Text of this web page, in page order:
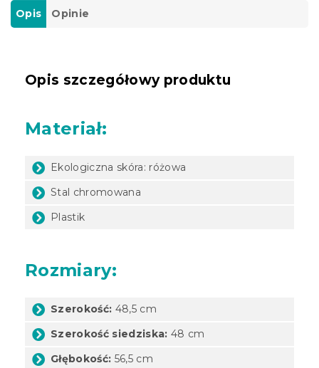
Opis Opinie
Opis szczegółowy produktu
Materiał:
Ekologiczna skóra: różowa
Stal chromowana
Plastik
Rozmiary:
Szerokość: 48,5 cm
Szerokość siedziska: 48 cm
Głębokość: 56,5 cm